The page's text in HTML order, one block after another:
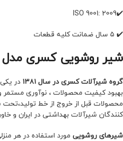
✔️ISO 9001: 2009
✔️ ۵ سال ضمانت کلیه قطعات
شیر روشویی کسری مدل
گروه شیرآلات کسری در سال ۱۳۸۱
در
بهبود کیفیت محصولات ، نوآوری
کنندگان شیرآلات بهداشتی در ایران و
شیرهای روشویی مورد استفاده در هر